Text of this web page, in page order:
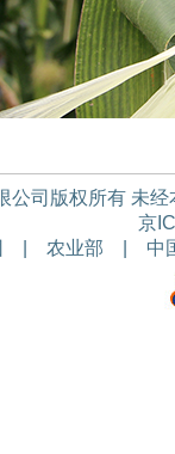
公司版权所有 未
京
农业部 中